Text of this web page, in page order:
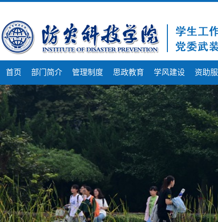
首页 部门简介 管理制度 思政教育 学风建设 资助